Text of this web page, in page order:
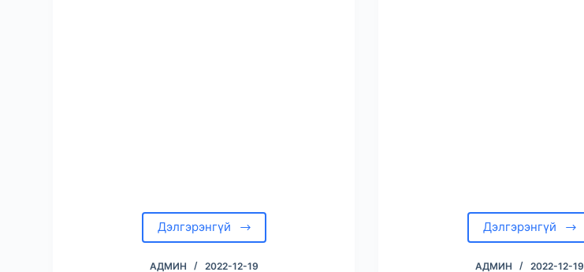
Дэлгэрэнгүй
АДМИН 2022-12-19
Дэлгэрэнгүй
АДМИН 2022-12-19